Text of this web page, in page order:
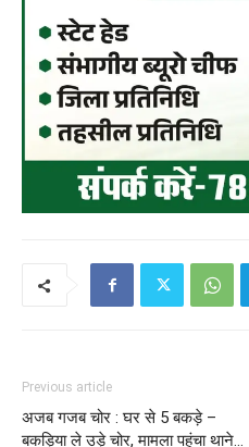
Previous article
अजब गजब चोर : घर से 5 बकड़े –
बकड़िया ले उड़े चोर, मामला पहुंचा थाने…